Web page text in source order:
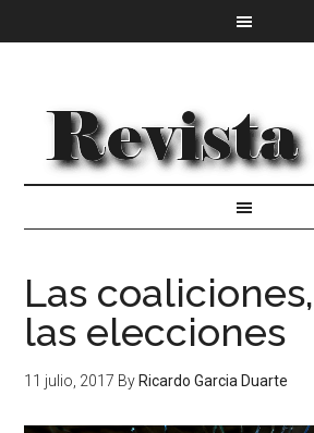
Las
las elecciones
11 julio, 2017 By Ricardo Garcia Duarte